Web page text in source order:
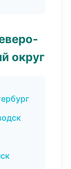
округ